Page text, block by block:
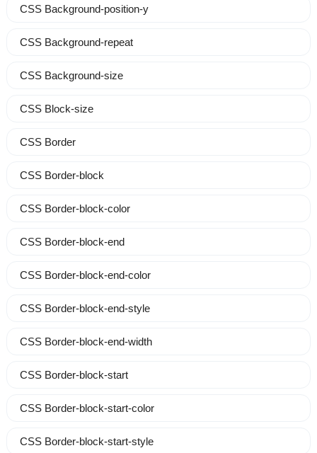
CSS Background-position-y
CSS Background-repeat
CSS Background-size
CSS Block-size
CSS Border
CSS Border-block
CSS Border-block-color
CSS Border-block-end
CSS Border-block-end-color
CSS Border-block-end-style
CSS Border-block-end-width
CSS Border-block-start
CSS Border-block-start-color
CSS Border-block-start-style